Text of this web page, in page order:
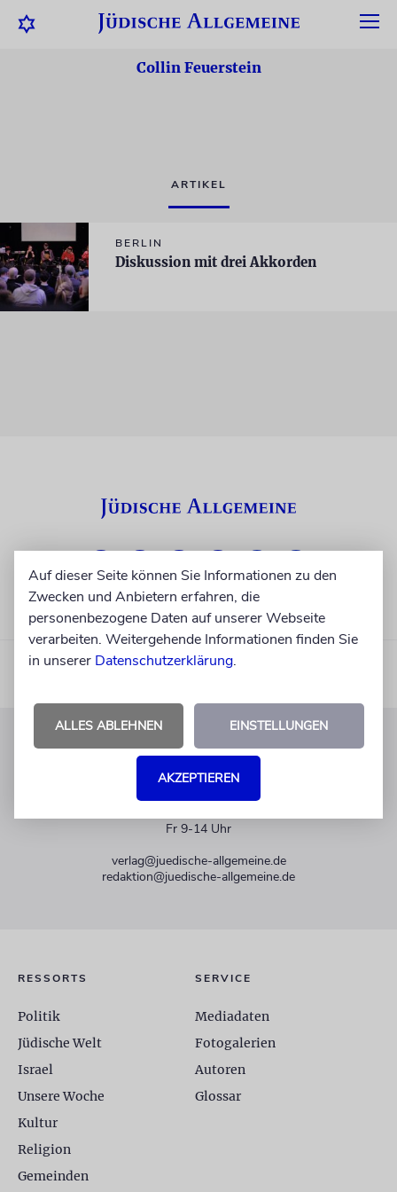
Collin Feuerstein
ARTIKEL
BERLIN
Diskussion mit drei Akkorden
KUNDENSERVICE
Fr 9-14 Uhr
verlag@juedische-allgemeine.de
redaktion@juedische-allgemeine.de
RESSORTS
Politik
Jüdische Welt
Israel
Unsere Woche
Kultur
Religion
Gemeinden
SERVICE
Mediadaten
Fotogalerien
Autoren
Glossar
Auf dieser Seite können Sie Informationen zu den
Zwecken und Anbietern erfahren, die
personenbezogene Daten auf unserer Webseite
verarbeiten. Weitergehende Informationen finden Sie
in unserer Datenschutzerklärung.
ALLES ABLEHNEN EINSTELLUNGEN
AKZEPTIEREN